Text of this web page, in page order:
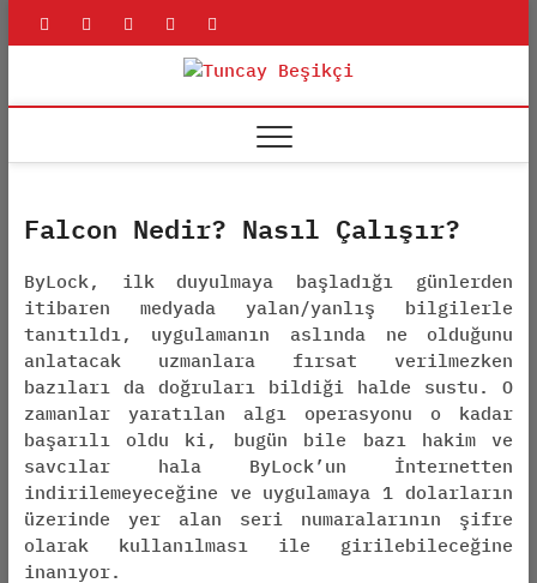
Skip
linkedin twitter youtube
Tuncay
Beşikçi
Falcon Nedir? Nasıl Çalışır?
ByLock, ilk duyulmaya başladığı günlerden
itibaren medyada yalan/yanlış bilgilerle
tanıtıldı, uygulamanın aslında ne olduğunu
anlatacak uzmanlara fırsat verilmezken
bazıları da doğruları bildiği halde sustu. O
zamanlar yaratılan algı operasyonu o kadar
başarılı oldu ki, bugün bile bazı hakim ve
savcılar hala ByLock’un İnternetten
indirilemeyeceğine ve uygulamaya 1 dolarların
üzerinde yer alan seri numaralarının şifre
olarak kullanılması ile girilebileceğine
inanıyor.